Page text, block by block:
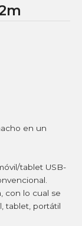
en un
tablet USB-
con lo cual se
tablet, portátil